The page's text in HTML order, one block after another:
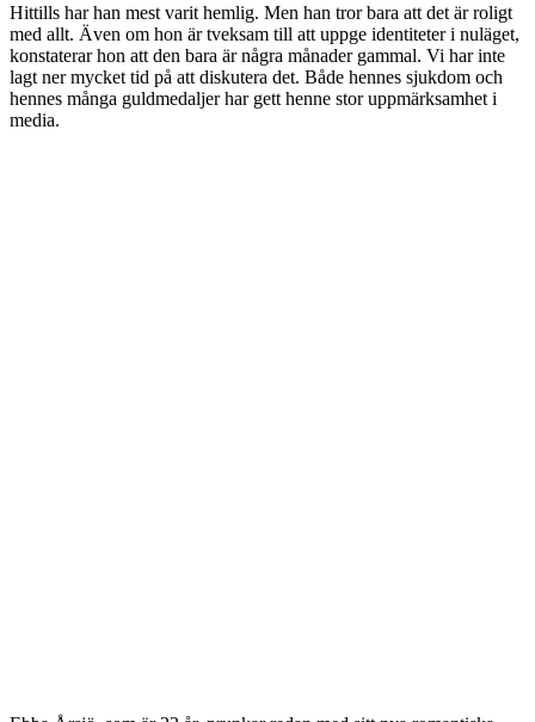
Hittills har han mest varit hemlig. Men han tror bara att det är roligt
med allt. Även om hon är tveksam till att uppge identiteter i nuläget,
konstaterar hon att den bara är några månader gammal. Vi har inte
lagt ner mycket tid på att diskutera det. Både hennes sjukdom och
hennes många guldmedaljer har gett henne stor uppmärksamhet i
media.